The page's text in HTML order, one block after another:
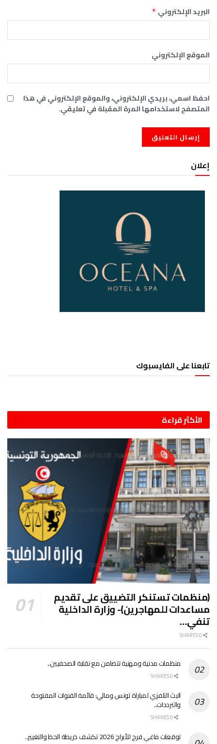
البريد الإلكتروني *
الموقع الإلكتروني
احفظ اسمي، بريدي الإلكتروني، والموقع الإلكتروني في هذا
المتصفح لاستخدامها المرة المقبلة في تعليقي.
إعلان
تابعنا على الفايسبوك
الأكثر قراءة
(منظمات تستنكر التضييق على تقديم
مساعدات للمهاجرين)- وزارة الداخلية
تنفي…
منظمات مدنية ومهنية تتضامن مع نقابة الصحفيين..
البث التلفزي لمباراة تونس ومالي: قائمة القنوات المفتوحة
والترددات..
توقعات ماغي فرح للأبراج 2026 تكشف خريطة الحظ والتغيير..